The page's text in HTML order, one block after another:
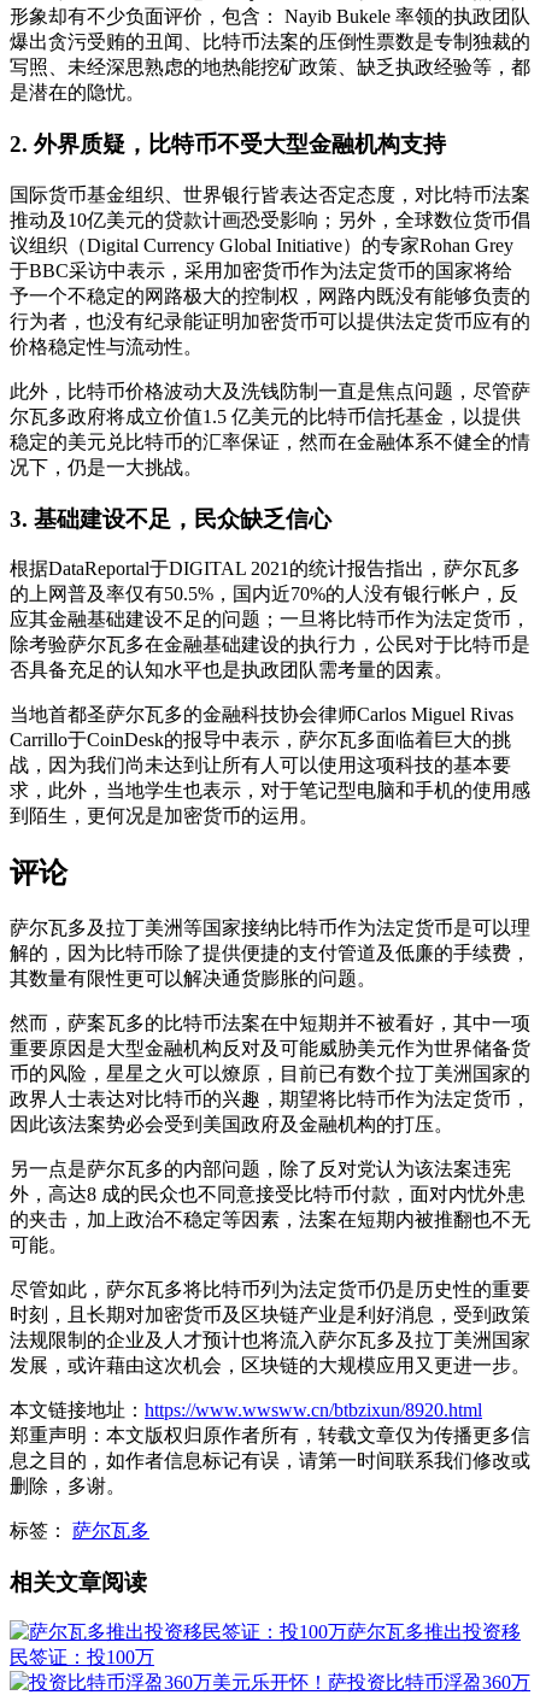
形象却有不少负面评价，包含： Nayib Bukele 率领的执政团队
爆出贪污受贿的丑闻、比特币法案的压倒性票数是专制独裁的
写照、未经深思熟虑的地热能挖矿政策、缺乏执政经验等，都
是潜在的隐忧。
2. 外界质疑，比特币不受大型金融机构支持
国际货币基金组织、世界银行皆表达否定态度，对比特币法案
推动及10亿美元的贷款计画恐受影响；另外，全球数位货币倡
议组织（Digital Currency Global Initiative）的专家Rohan Grey
于BBC采访中表示，采用加密货币作为法定货币的国家将给
予一个不稳定的网路极大的控制权，网路内既没有能够负责的
行为者，也没有纪录能证明加密货币可以提供法定货币应有的
价格稳定性与流动性。
此外，比特币价格波动大及洗钱防制一直是焦点问题，尽管萨
尔瓦多政府将成立价值1.5 亿美元的比特币信托基金，以提供
稳定的美元兑比特币的汇率保证，然而在金融体系不健全的情
况下，仍是一大挑战。
3. 基础建设不足，民众缺乏信心
根据DataReportal于DIGITAL 2021的统计报告指出，萨尔瓦多
的上网普及率仅有50.5%，国内近70%的人没有银行帐户，反
应其金融基础建设不足的问题；一旦将比特币作为法定货币，
除考验萨尔瓦多在金融基础建设的执行力，公民对于比特币是
否具备充足的认知水平也是执政团队需考量的因素。
当地首都圣萨尔瓦多的金融科技协会律师Carlos Miguel Rivas
Carrillo于CoinDesk的报导中表示，萨尔瓦多面临着巨大的挑
战，因为我们尚未达到让所有人可以使用这项科技的基本要
求，此外，当地学生也表示，对于笔记型电脑和手机的使用感
到陌生，更何况是加密货币的运用。
评论
萨尔瓦多及拉丁美洲等国家接纳比特币作为法定货币是可以理
解的，因为比特币除了提供便捷的支付管道及低廉的手续费，
其数量有限性更可以解决通货膨胀的问题。
然而，萨案瓦多的比特币法案在中短期并不被看好，其中一项
重要原因是大型金融机构反对及可能威胁美元作为世界储备货
币的风险，星星之火可以燎原，目前已有数个拉丁美洲国家的
政界人士表达对比特币的兴趣，期望将比特币作为法定货币，
因此该法案势必会受到美国政府及金融机构的打压。
另一点是萨尔瓦多的内部问题，除了反对党认为该法案违宪
外，高达8 成的民众也不同意接受比特币付款，面对内忧外患
的夹击，加上政治不稳定等因素，法案在短期内被推翻也不无
可能。
尽管如此，萨尔瓦多将比特币列为法定货币仍是历史性的重要
时刻，且长期对加密货币及区块链产业是利好消息，受到政策
法规限制的企业及人才预计也将流入萨尔瓦多及拉丁美洲国家
发展，或许藉由这次机会，区块链的大规模应用又更进一步。
本文链接地址： https://www.wwsww.cn/btbzixun/8920.html
郑重声明：本文版权归原作者所有，转载文章仅为传播更多信
息之目的，如作者信息标记有误，请第一时间联系我们修改或
删除，多谢。
标签： 萨尔瓦多
相关文章阅读
萨尔瓦多推出投资移
民签证：投100万
投资比特币浮盈360万